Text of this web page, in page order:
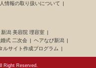
情報の取り扱いについて
新潟 美容院 理容室
式 二次会
ヘアなび新潟
ルサイト作成プログラム
Right Reserved.